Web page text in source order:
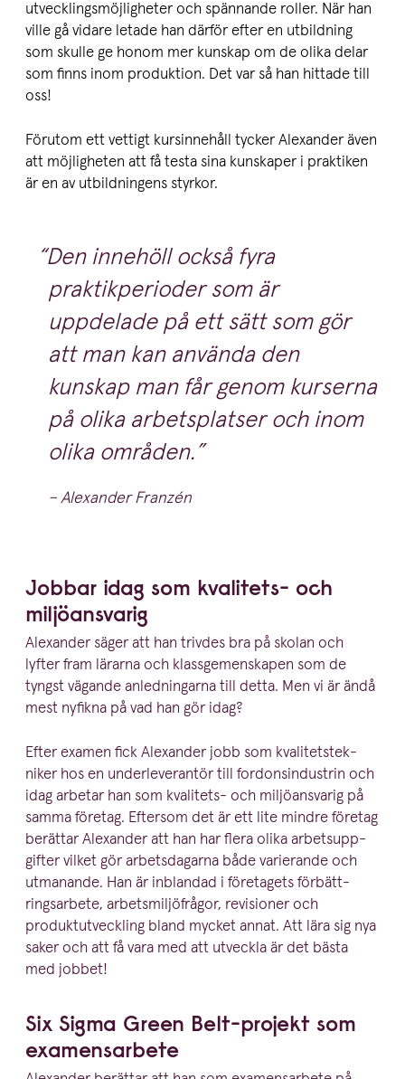
utvecklingsmöjligheter och spännande roller. När han
ville gå vidare letade han därför efter en utbildning
som skulle ge honom mer kunskap om de olika delar
som finns inom produktion. Det var så han hittade till
oss!
Förutom ett vettigt kursinnehåll tycker Alexander även
att möjligheten att få testa sina kunskaper i praktiken
är en av utbildningens styrkor.
Den innehöll också fyra
praktikperioder som är
uppdelade på ett sätt som gör
att man kan använda den
kunskap man får genom kurserna
på olika arbetsplatser och inom
olika områden.
– Alexander Franzén
Jobbar idag som kvalitets- och
miljöansvarig
Alexander säger att han trivdes bra på skolan och
lyfter fram lärarna och klass­ge­men­skapen som de
tyngst vägande anled­ningarna till detta. Men vi är ändå
mest nyfikna på vad han gör idag?
Efter examen fick Alexander jobb som kvali­tets­tek­
niker hos en under­le­ve­rantör till fordonsin­du­strin och
idag arbetar han som kvalitets- och miljö­an­svarig på
samma företag. Eftersom det är ett lite mindre företag
berättar Alexander att han har flera olika arbets­upp­
gifter vilket gör arbets­da­garna både varierande och
utmanande. Han är inblandad i företagets förbätt­
rings­arbete, arbets­mil­jöfrågor, revisioner och
produkt­ut­veckling bland mycket annat. Att lära sig nya
saker och att få vara med att utveckla är det bästa
med jobbet!
Six Sigma Green Belt-projekt som
examensarbete